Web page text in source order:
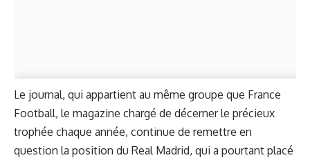
Le journal, qui appartient au même groupe que France
Football, le magazine chargé de décerner le précieux
trophée chaque année, continue de remettre en
question la position du Real Madrid, qui a pourtant placé